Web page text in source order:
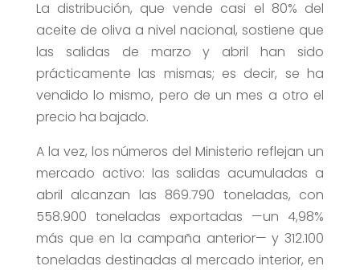
La distribución, que vende casi el 80% del
aceite de oliva a nivel nacional, sostiene que
las salidas de marzo y abril han sido
prácticamente las mismas; es decir, se ha
vendido lo mismo, pero de un mes a otro el
precio ha bajado.
A la vez, los números del Ministerio reflejan un
mercado activo: las salidas acumuladas a
abril alcanzan las 869.790 toneladas, con
558.900 toneladas exportadas —un 4,98%
más que en la campaña anterior— y 312.100
toneladas destinadas al mercado interior, en